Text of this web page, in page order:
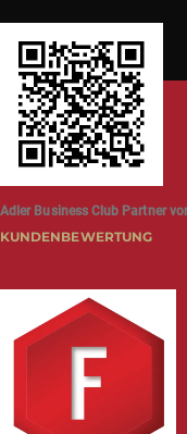
Adler Business Club Partner
KUNDENBEWERTUNG